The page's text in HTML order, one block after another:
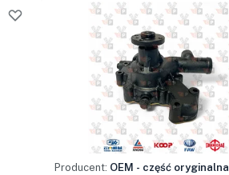
Producent: OEM - część oryginalna